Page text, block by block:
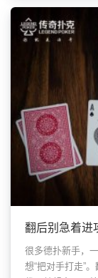
翻后别急着进
很多德扑新手，
想“把对手打走”